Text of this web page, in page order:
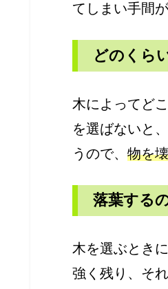
てしまい手間
どのくら
木によってど
を選ばないと、
うので、 物を
落葉する
木を選ぶとき
強く残り、そ